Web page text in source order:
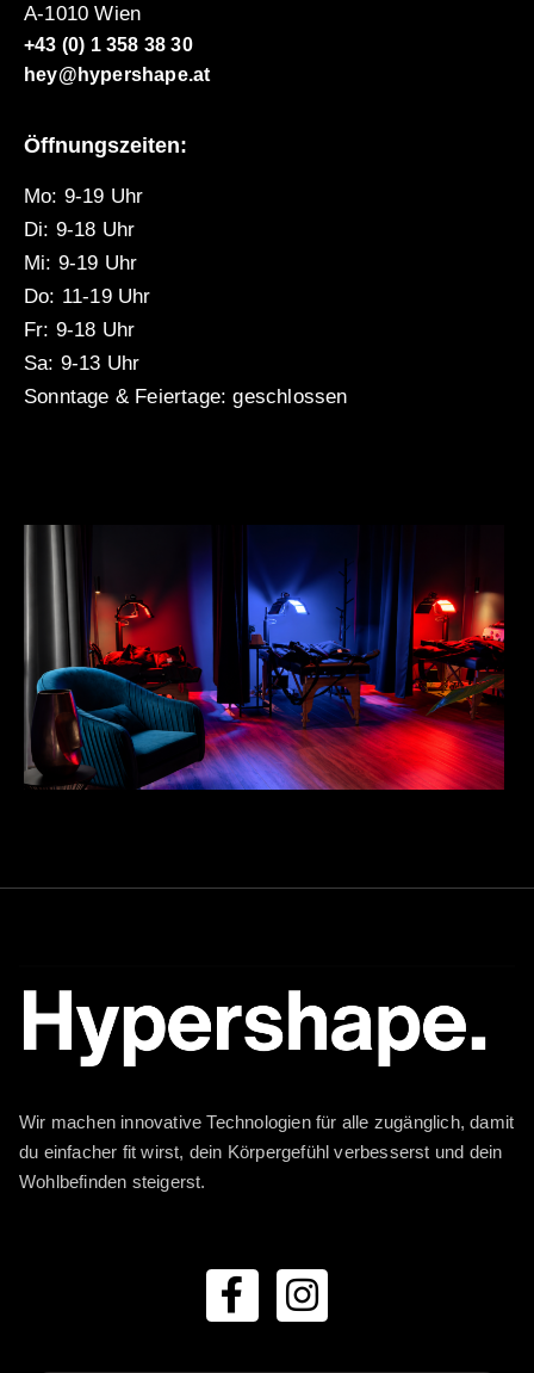
A-1010 Wien
+43 (0) 1 358 38 30
hey@hypershape.at
Öffnungszeiten:
Mo: 9-19 Uhr
Di: 9-18 Uhr
Mi: 9-19 Uhr
Do: 11-19 Uhr
Fr: 9-18 Uhr
Sa: 9-13 Uhr
Sonntage & Feiertage: geschlossen
Wir machen innovative Technologien für alle zugänglich, damit
du einfacher fit wirst, dein Körpergefühl verbesserst und dein
Wohlbefinden steigerst.